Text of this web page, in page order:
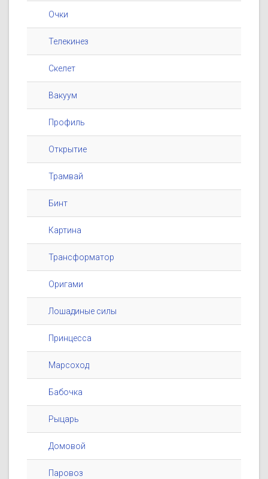
Очки
Телекинез
Скелет
Вакуум
Профиль
Открытие
Трамвай
Бинт
Картина
Трансформатор
Оригами
Лошадиные силы
Принцесса
Марсоход
Бабочка
Рыцарь
Домовой
Паровоз